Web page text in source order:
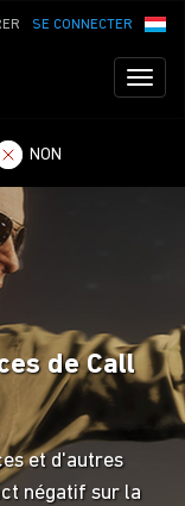
SE CONNECTER
NON
de Call
et d'autres
négatif sur la